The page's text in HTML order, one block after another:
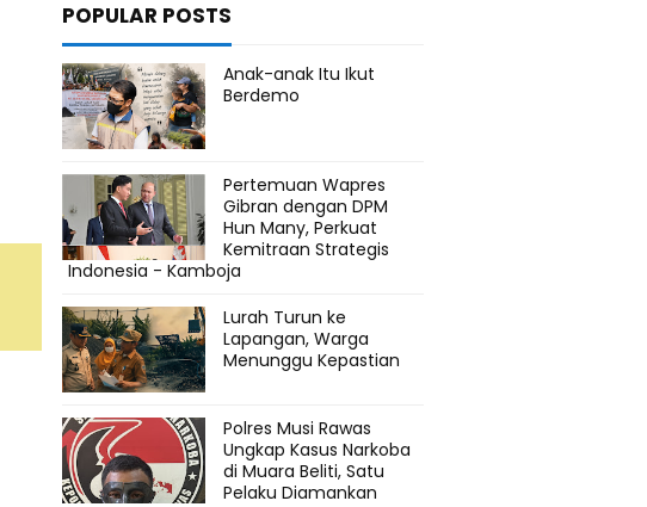
POPULAR POSTS
Anak-anak Itu Ikut
Berdemo
Pertemuan Wapres
Gibran dengan DPM
Hun Many, Perkuat
Kemitraan Strategis
Indonesia - Kamboja
Lurah Turun ke
Lapangan, Warga
Menunggu Kepastian
Polres Musi Rawas
Ungkap Kasus Narkoba
di Muara Beliti, Satu
Pelaku Diamankan